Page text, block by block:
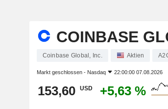
COINBASE
Coinbase Global, Inc. Aktien
Markt geschlossen - Nasdaq 22:00:00 07.08.2026
153,60 USD +5,63 %